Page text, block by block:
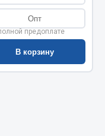
Опт
предоплате
В корзину